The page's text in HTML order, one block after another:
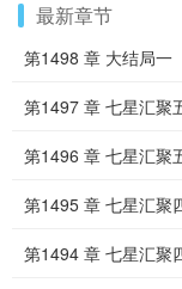
最新章节
第1498 章 大结局一
第1497 章 七星汇聚
第1496 章 七星汇聚
第1495 章 七星汇聚
第1494 章 七星汇聚